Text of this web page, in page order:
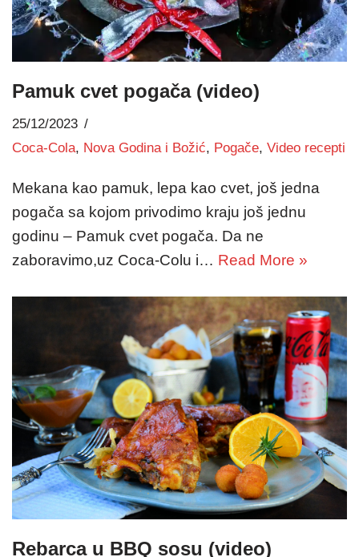
Pamuk cvet pogača (video)
25/12/2023
Coca-Cola, Nova Godina i Božić, Pogače, Video recepti
Mekana kao pamuk, lepa kao cvet, još jedna
pogača sa kojom privodimo kraju još jednu
godinu – Pamuk cvet pogača. Da ne
zaboravimo,uz Coca-Colu i… Read More »
Rebarca u BBQ sosu (video)